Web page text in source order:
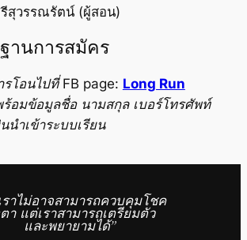
สุวรรณรัตน์ (ผู้สอน)
านการสมัคร
รโอนไปที่ FB page: Long Run
ร้อมข้อมูลชื่อ นามสกุล เบอร์โทรศัพท์
นำเข้าระบบเรียน
ราไม่อาจสามารถควบคุมโชค
า แต่เราสามารถเตรียมตัว
และพยายามได้”